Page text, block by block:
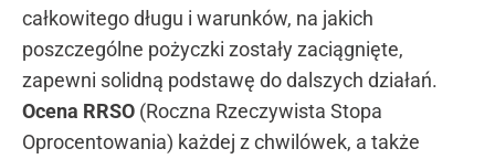
całkowitego długu i warunków, na jakich
poszczególne pożyczki zostały zaciągnięte,
zapewni solidną podstawę do dalszych działań.
Ocena RRSO (Roczna Rzeczywista Stopa
Oprocentowania) każdej z chwilówek, a także